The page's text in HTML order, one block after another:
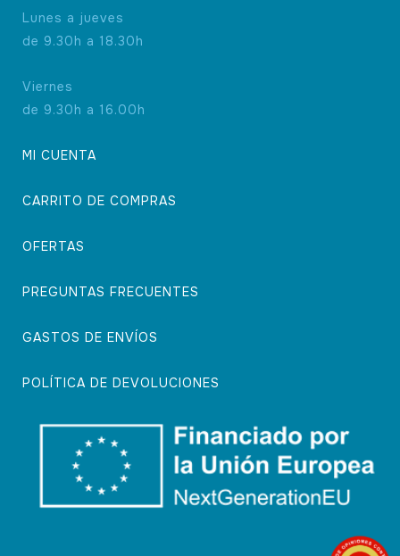
Lunes a jueves
de 9.30h a 18.30h
Viernes
de 9.30h a 16.00h
MI CUENTA
CARRITO DE COMPRAS
OFERTAS
PREGUNTAS FRECUENTES
GASTOS DE ENVÍOS
POLÍTICA DE DEVOLUCIONES